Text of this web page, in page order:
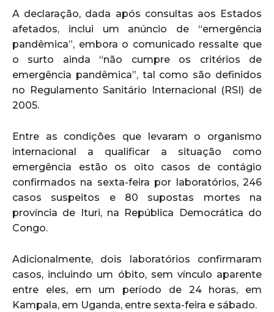
A declaração, dada após consultas aos Estados
afetados, inclui um anúncio de “emergência
pandêmica”, embora o comunicado ressalte que
o surto ainda “não cumpre os critérios de
emergência pandêmica”, tal como são definidos
no Regulamento Sanitário Internacional (RSI) de
2005.
Entre as condições que levaram o organismo
internacional a qualificar a situação como
emergência estão os oito casos de contágio
confirmados na sexta-feira por laboratórios, 246
casos suspeitos e 80 supostas mortes na
província de Ituri, na República Democrática do
Congo.
Adicionalmente, dois laboratórios confirmaram
casos, incluindo um óbito, sem vínculo aparente
entre eles, em um período de 24 horas, em
Kampala, em Uganda, entre sexta-feira e sábado.